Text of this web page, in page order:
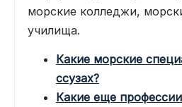
морские колледжи,
училища.
Какие морские
ссузах?
Какие еще